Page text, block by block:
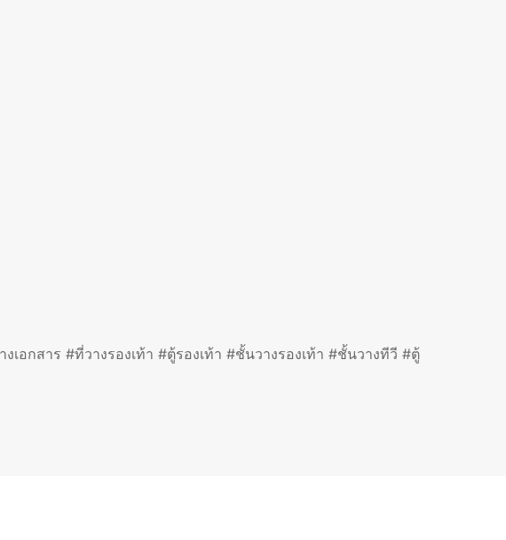
อกสาร #ที่วางรองเท้า #ตู้รองเท้า #ชั้นวางรองเท้า #ชั้นวางทีวี #ตู้